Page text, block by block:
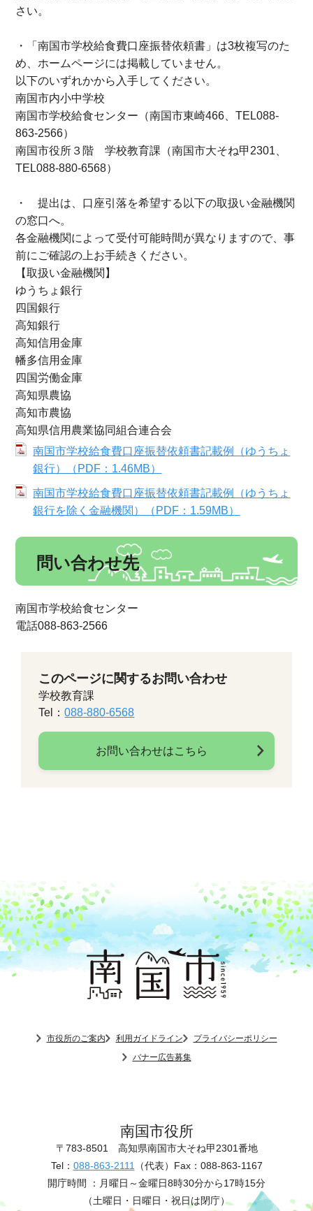
さい。
・「南国市学校給食費口座振替依頼書」は3枚複写のた
め、ホームページには掲載していません。
以下のいずれかから入手してください。
南国市内小中学校
南国市学校給食センター（南国市東崎466、TEL088-
863-2566）
南国市役所３階 学校教育課（南国市大そね甲2301、
TEL088-880-6568）
・ 提出は、口座引落を希望する以下の取扱い金融機関
の窓口へ。
各金融機関によって受付可能時間が異なりますので、事
前にご確認の上お手続きください。
【取扱い金融機関】
ゆうちょ銀行
四国銀行
高知銀行
高知信用金庫
幡多信用金庫
四国労働金庫
高知県農協
高知市農協
高知県信用農業協同組合連合会
南国市学校給食費口座振替依頼書記載例（ゆうちょ
銀行）（PDF：1.46MB）
南国市学校給食費口座振替依頼書記載例（ゆうちょ
銀行を除く金融機関）（PDF：1.59MB）
問い合わせ先
南国市学校給食センター
電話088-863-2566
このページに関するお問い合わせ
学校教育課
Tel：088-880-6568
お問い合わせはこちら
市役所のご案内 利用ガイドライン
プライバシーポリシー
バナー広告募集
南国市役所
〒783-8501 高知県南国市大そね甲2301番地
Tel： 088-863-2111 （代表） Fax：088-863-1167
開庁時間 ： 月曜日～金曜日8時30分から17時15分
（土曜日・日曜日・祝日は閉庁）